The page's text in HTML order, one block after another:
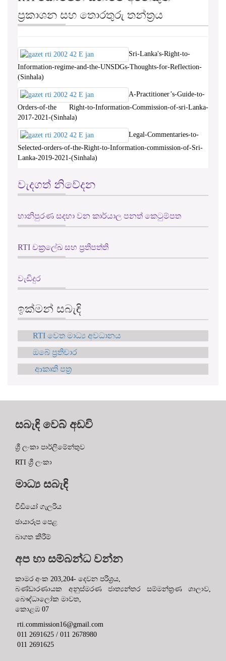
ප්‍රකාශන සහ තොරතුරු තන්ත්‍රය
Sri-Lanka's-Right-to-
Information-regime-and-the-UNSDGs-Thoughts-for-Reflection-
(Sinhala)
A-Practitioner’s-Guide-to-
Orders-of-the Right-to-Information-Commission-of-sri-Lanka-
2017-2021-(Sinhala)
Legal-Commentaries-to-
Selected-orders-of-the-Right-to-Information-commission-of-Sri-
Lanka-2019-2021-(Sinhala)
වැදගත් නිවේදන
හානිපුරණ සදහා වන කාර්යාල පනත් කෙටුම්පත
RTI චක්‍රලේඛ සහ ප්‍රතිපත්ති
වැඩිදුර
ඉක්මන් සබැඳි
RTI වෙත මාධ්‍ය අවධානය
ඔබේ ප්‍රතිචාර
ආකෘති පත්‍ර
සබැඳි වෙබ් අඩවි
ශ්‍රී ලංකා පාර්ලිමේන්තුව
RTI ශ්‍රී ලංකා
මාධ්‍ය සබැඳි
වීඩියෝ ගැලරිය
ඡායාරූප පෙළ
බාගත කිරීම්
අප හා සම්බන්ධ වන්න
කාමර අංක 203,204- දෙවන පරිශ්‍රය,
බණ්ඩාරණායක අනුස්මරණ ජාත්‍යන්තර සම්මන්ත්‍රණ ශාලාව,
බෞද්ධාලෝක මාවත,
කොළඹ 07
rti.commission16@gmail.com
011 2691625 / 011 2678980
011 2691625